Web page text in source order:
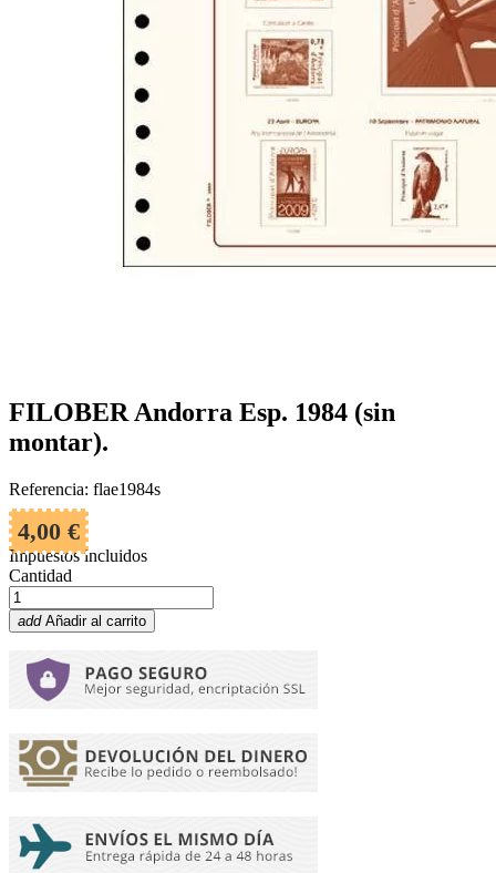
FILOBER Andorra Esp. 1984 (sin
montar).
Referencia: flae1984s
4,00 €
Impuestos incluidos
Cantidad
add Añadir al carrito